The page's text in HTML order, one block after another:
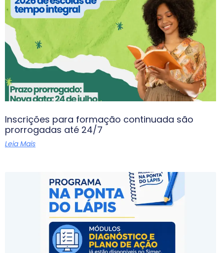
Inscrições para formação continuada são
prorrogadas até 24/7
Leia Mais